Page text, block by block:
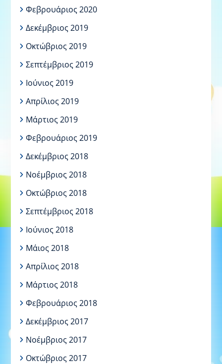
Φεβρουάριος 2020
Δεκέμβριος 2019
Οκτώβριος 2019
Σεπτέμβριος 2019
Ιούνιος 2019
Απρίλιος 2019
Μάρτιος 2019
Φεβρουάριος 2019
Δεκέμβριος 2018
Νοέμβριος 2018
Οκτώβριος 2018
Σεπτέμβριος 2018
Ιούνιος 2018
Μάιος 2018
Απρίλιος 2018
Μάρτιος 2018
Φεβρουάριος 2018
Δεκέμβριος 2017
Νοέμβριος 2017
Οκτώβριος 2017